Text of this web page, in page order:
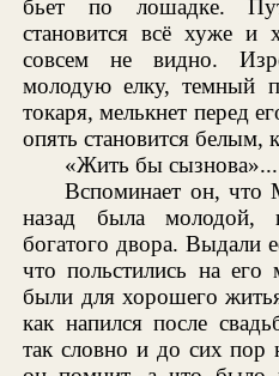
бьет по лошадке.
становится всё хуже и
совсем не видно.
молодую елку, темный
токаря, мелькнет перед
опять становится белым,
«Жить бы
Вспоминает он, что
назад была молодой,
богатого двора. Выдали
что польстились на его
были для хорошего
как напился после
так словно и до сих пор